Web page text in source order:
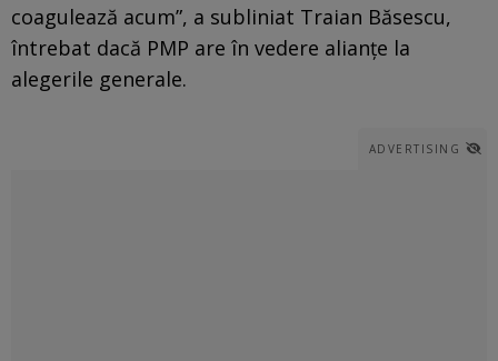
coagulează acum”, a subliniat Traian Băsescu,
întrebat dacă PMP are în vedere alianţe la
alegerile generale.
ADVERTISING